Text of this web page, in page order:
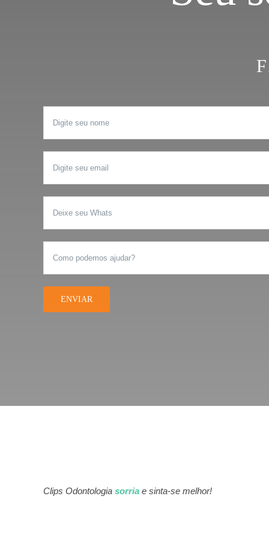
Clips Odontologia sorria e sinta-se melhor!